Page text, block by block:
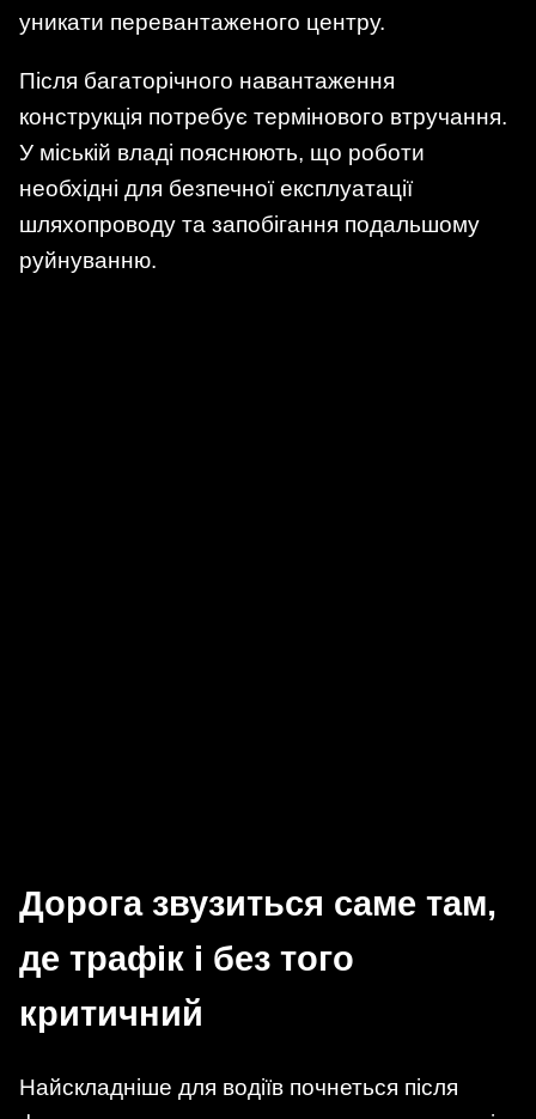
уникати перевантаженого центру.
Після багаторічного навантаження
конструкція потребує термінового втручання.
У міській владі пояснюють, що роботи
необхідні для безпечної експлуатації
шляхопроводу та запобігання подальшому
руйнуванню.
Дорога звузиться саме там,
де трафік і без того
критичний
Найскладніше для водіїв почнеться після